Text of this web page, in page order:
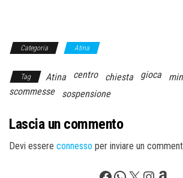
Categoria Atina
Tag Atina centro chiesta gioca
scommesse
sospensione
Lascia un commento
Devi essere connesso per inviare un